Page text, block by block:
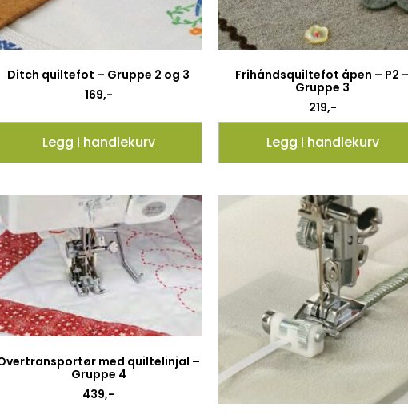
Ditch quiltefot – Gruppe 2 og 3
169,-
Legg i handlekurv
Frihåndsquiltefot åpen – P2 –
Gruppe 3
219,-
Legg i handlekurv
med quiltelinjal –
Gruppe 4
439,-